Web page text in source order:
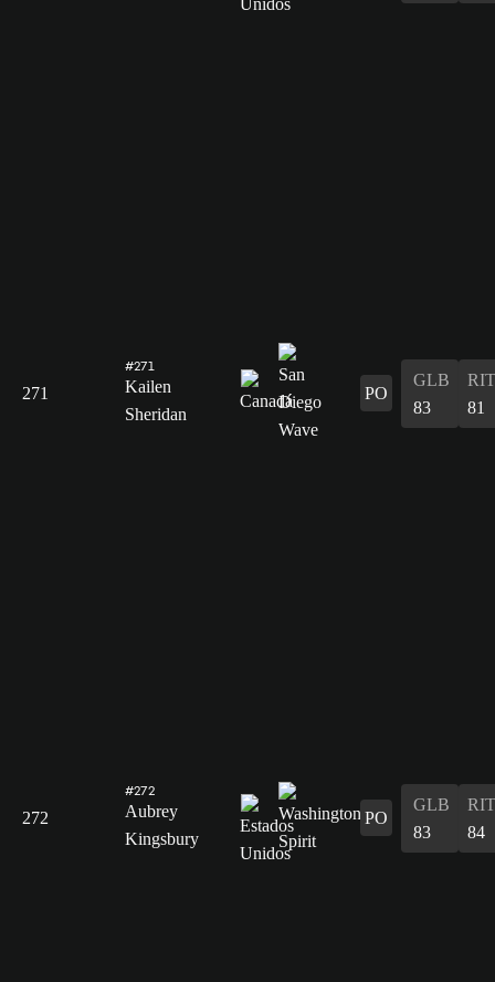
271
#271
Kailen
Sheridan
PO
GLB
83
RIT
81
272
#272
Aubrey
Kingsbury
PO
GLB
83
RIT
84